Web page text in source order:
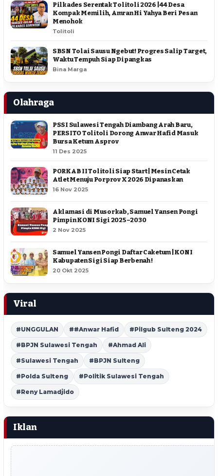
Pilkades Serentak Tolitoli 2026 | 44 Desa
Kompak Memilih, Amran Hi Yahya Beri Pesan
Menohok
Tolitoli
SBSN Tolai Sausu Ngebut! Progres Salip Target,
Waktu Tempuh Siap Dipangkas
Bina Marga
Olahraga
PSSI Sulawesi Tengah Diambang Arah Baru,
PERSITO Tolitoli Dorong Anwar Hafid Masuk
Bursa Ketum Asprov
11 Des 2025
PORKAB II Tolitoli Siap Start | Mesin Cetak
Atlet Menuju Porprov X 2026 Dipanaskan
16 Nov 2025
Aklamasi di Musorkab, Samuel Yansen Pongi
Pimpin KONI Sigi 2025–2030
2 Nov 2025
Samuel Yansen Pongi Daftar Caketum | KONI
Kabupaten Sigi Siap Berbenah !
20 Okt 2025
Viral
#UNGGULAN ##Anwar Hafid #Pilgub Sulteng 2024
#BPJN Sulawesi Tengah #Ahmad Ali
#Sulawesi Tengah #BPJN Sulteng
#Polda Sulteng #Politik Sulawesi Tengah
#Reny Lamadjido
Iklan